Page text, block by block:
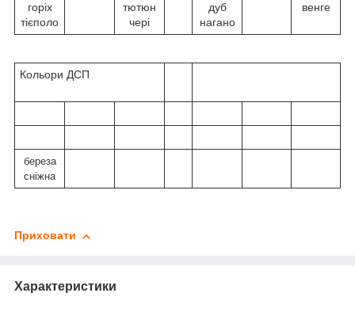
горіх
тієполо
тютюн
чері
дуб
нагано
венге
Кольори ДСП
береза
сніжна
Приховати
Характеристики